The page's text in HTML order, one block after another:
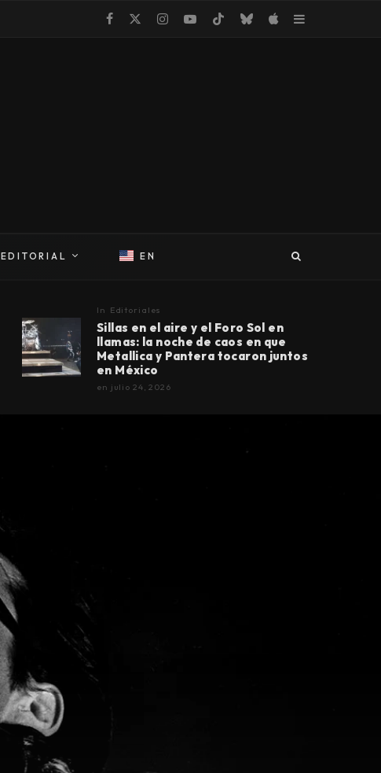
EDITORIAL EN
In Editoriales
Sillas en el aire y el Foro Sol en
llamas: la noche de caos en que
Metallica y Pantera tocaron juntos
en México
en julio 24, 2026